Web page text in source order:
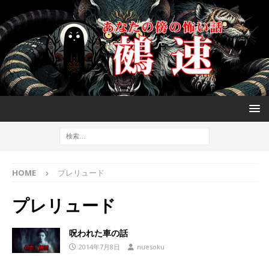
HOME プレリュード
プレリュード
呪われた車の話
2014年7月8日 nuesoku